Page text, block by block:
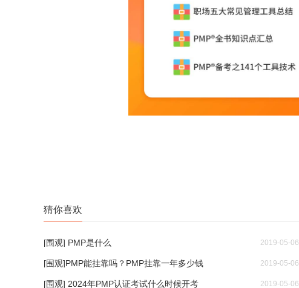
猜你喜欢
[围观] PMP是什么 2019-05-06
[围观]PMP能挂靠吗？PMP挂靠一年多少钱 2019-05-06
[围观] 2024年PMP认证考试什么时候开考 2019-05-06